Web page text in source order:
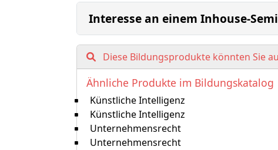
Interesse an einem Inhouse-
Diese Bildungsprodukte könnten Sie
Ähnliche Produkte im Bildungskatalog
Künstliche Intelligenz
Künstliche Intelligenz
Unternehmensrecht
Unternehmensrecht